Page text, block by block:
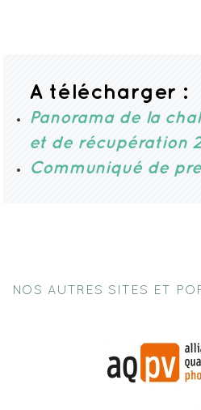
A télécharger :
Panorama de la
et de récupération
Communiqué de
NOS AUTRES SITES ET